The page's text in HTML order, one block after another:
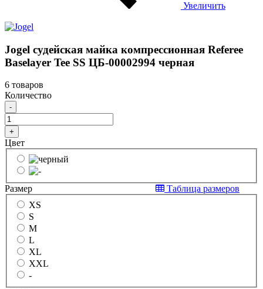
Увеличить
Jogel судейская майка компрессионная Referee
Baselayer Tee SS ЦБ-00002994 черная
6 товаров
Количество
-
+
Цвет
Размер
Таблица размеров
XS
S
M
L
XL
XXL
-